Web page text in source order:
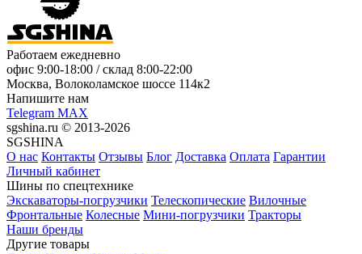
Работаем ежедневно
офис 9:00-18:00 / склад 8:00-22:00
Москва, Волоколамское шоссе 114к2
Напишите нам
Telegram MAX
sgshina.ru © 2013-2026
SGSHINA
О нас Контакты Отзывы Блог Доставка Оплата Гарантии
Личный кабинет
Шины по спецтехнике
Экскаваторы-погрузчики Телескопические Вилочные
Фронтальные Колесные Мини-погрузчики Тракторы
Наши бренды
Другие товары